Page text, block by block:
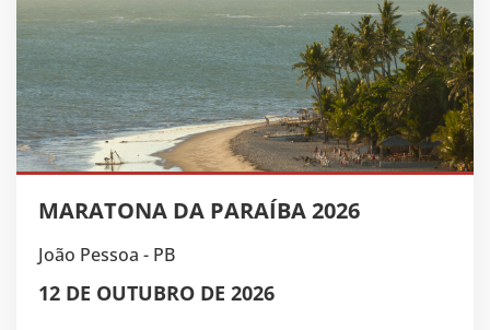
MARATONA DA PARAÍBA 2026
João Pessoa - PB
12 DE OUTUBRO DE 2026